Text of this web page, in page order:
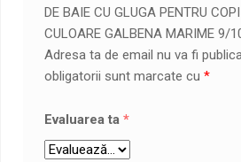
DE BAIE CU GLUGA PENTRU
CULOARE GALBENA MARIME 9/
Adresa ta de email nu va fi
obligatorii sunt marcate cu*
Evaluarea ta*